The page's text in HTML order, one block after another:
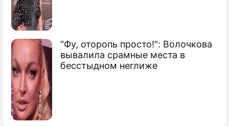
"Фу, оторопь просто!": Волочкова
вывалила срамные места в
бесстыдном неглиже